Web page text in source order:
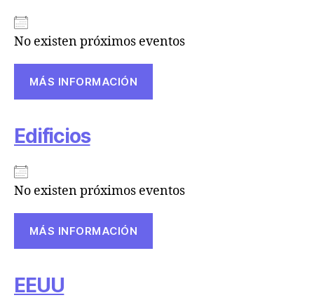
No existen próximos eventos
MÁS INFORMACIÓN
Edificios
No existen próximos eventos
MÁS INFORMACIÓN
EEUU